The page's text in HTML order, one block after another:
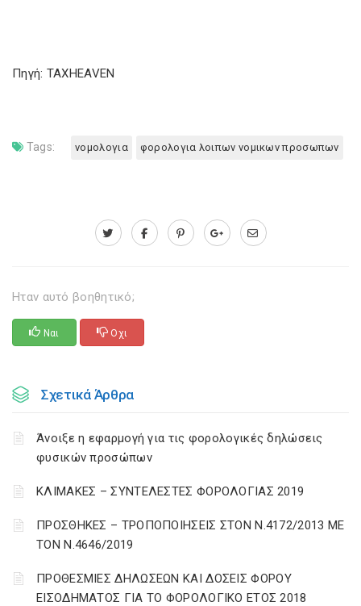
Πηγή: TAXHEAVEN
Tags: νομολογια φορολογια λοιπων νομικων προσωπων
Ηταν αυτό βοηθητικό;
Ναι Οχι
Σχετικά Άρθρα
Άνοιξε η εφαρμογή για τις φορολογικές δηλώσεις
φυσικών προσώπων
ΚΛΙΜΑΚΕΣ – ΣΥΝΤΕΛΕΣΤΕΣ ΦΟΡΟΛΟΓΙΑΣ 2019
ΠΡΟΣΘΗΚΕΣ – ΤΡΟΠΟΠΟΙΗΣΕΙΣ ΣΤΟΝ Ν.4172/2013 ΜΕ
ΤΟΝ Ν.4646/2019
ΠΡΟΘΕΣΜΙΕΣ ΔΗΛΩΣΕΩΝ ΚΑΙ ΔΟΣΕΙΣ ΦΟΡΟΥ
ΕΙΣΟΔΗΜΑΤΟΣ ΓΙΑ ΤΟ ΦΟΡΟΛΟΓΙΚΟ ΕΤΟΣ 2018